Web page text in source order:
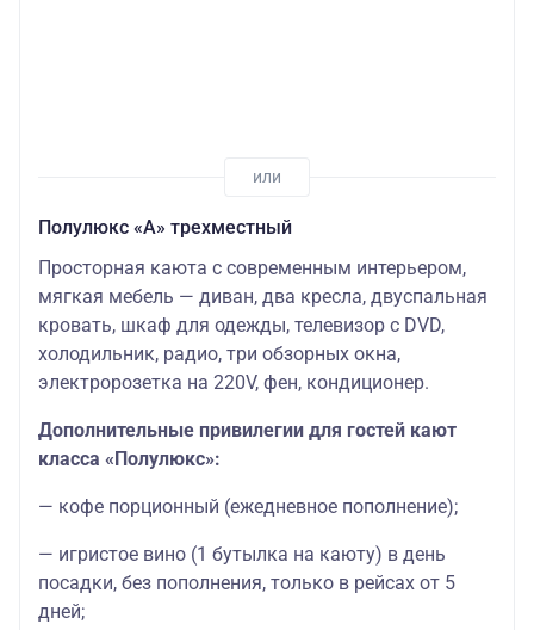
Полулюкс «А» трехместный
Просторная каюта с современным интерьером,
мягкая мебель — диван, два кресла, двуспальная
кровать, шкаф для одежды, телевизор c DVD,
холодильник, радио, три обзорных окна,
электророзетка на 220V, фен, кондиционер.
Дополнительные привилегии для гостей кают
класса «Полулюкс»:
— кофе порционный (ежедневное пополнение);
— игристое вино (1 бутылка на каюту) в день
посадки, без пополнения, только в рейсах от 5
дней;